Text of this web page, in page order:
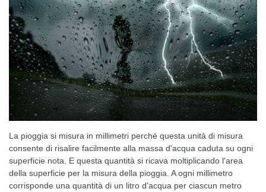
La pioggia si misura in millimetri perché questa unità di misura
consente di risalire facilmente alla massa d'acqua caduta su ogni
superficie nota. E questa quantità si ricava moltiplicando l'area
della superficie per la misura della pioggia. A ogni millimetro
corrisponde una quantità di un litro d'acqua per ciascun metro